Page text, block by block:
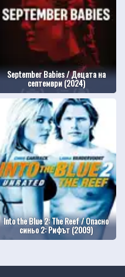
September Babies / Децата на
септември (2024)
Into the Blue 2: The Reef / Опасно
синьо 2: Рифът (2009)